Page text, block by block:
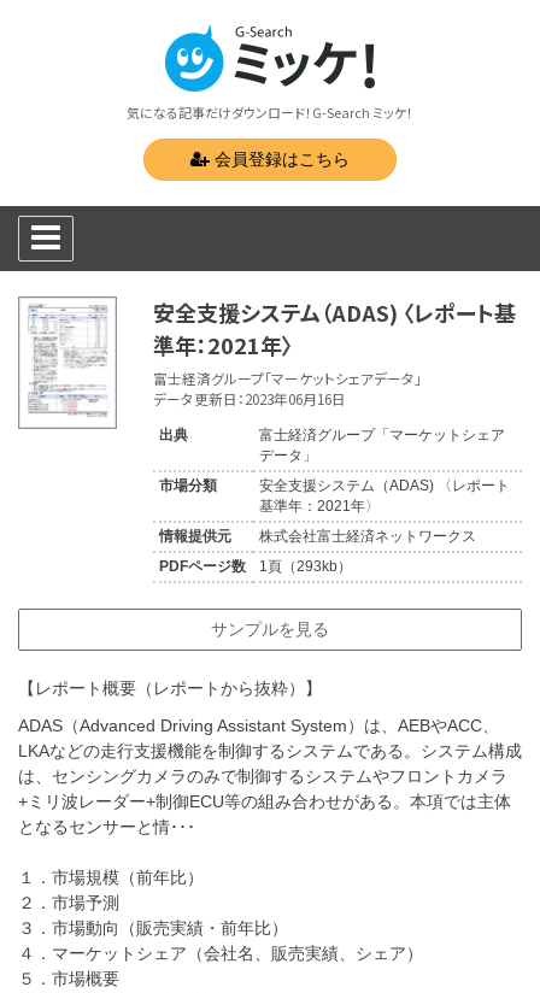
気になる記事だけダウンロード！G-Search ミッケ！
会員登録はこちら
安全支援システム（ADAS) 〈レポート基
準年：2021年〉
富士経済グループ「マーケットシェアデータ」
データ更新日：2023年06月16日
出典
富士経済グループ「マーケットシェア
データ」
市場分類
安全支援システム（ADAS) 〈レポート
基準年：2021年〉
情報提供元
株式会社富士経済ネットワークス
PDFページ数
1頁（293kb）
サンプルを見る
【レポート概要（レポートから抜粋）】
ADAS（Advanced Driving Assistant System）は、AEBやACC、
LKAなどの走行支援機能を制御するシステムである。システム構成
は、センシングカメラのみで制御するシステムやフロントカメラ
+ミリ波レーダー+制御ECU等の組み合わせがある。本項では主体
となるセンサーと情･･･
１．市場規模（前年比）
２．市場予測
３．市場動向（販売実績・前年比）
４．マーケットシェア（会社名、販売実績、シェア）
５．市場概要